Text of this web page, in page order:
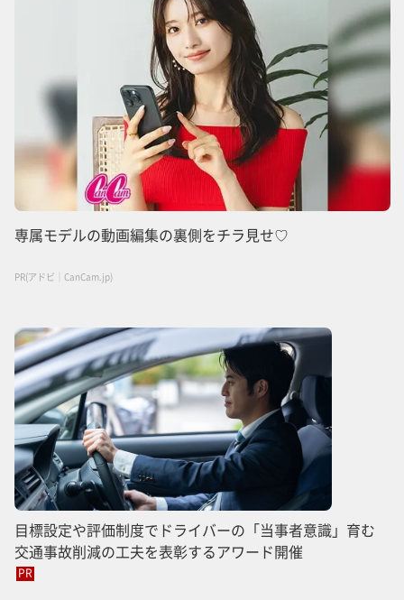
専属モデルの動画編集の裏側をチラ見せ♡
PR(アドビ｜CanCam.jp)
目標設定や評価制度でドライバーの「当事者意識」育む
交通事故削減の工夫を表彰するアワード開催
PR